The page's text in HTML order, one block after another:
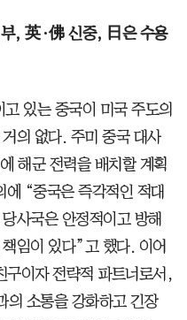
, 英·佛 신중, 日은 수용
있는 중국이 미국 주도의
의 없다. 주미 중국 대사
해군 전력을 배치할 계획
“중국은 즉각적인 적대
사국은 안정적이고 방해
임이 있다”고 했다. 이어
구이자 전략적 파트너로서,
의 소통을 강화하고 긴장